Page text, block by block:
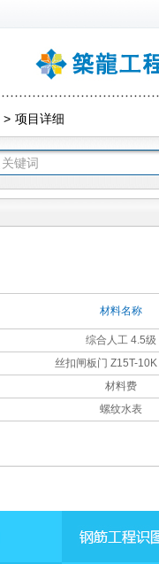
> 项目详细
材料名称
综合人工 4.5级
丝扣闸板门 Z15T-
材料费
螺纹水表